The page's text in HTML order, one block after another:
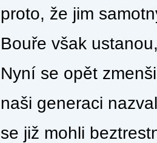
proto, že jim
Bouře však
Nyní se opět
naši generaci
se již mohli